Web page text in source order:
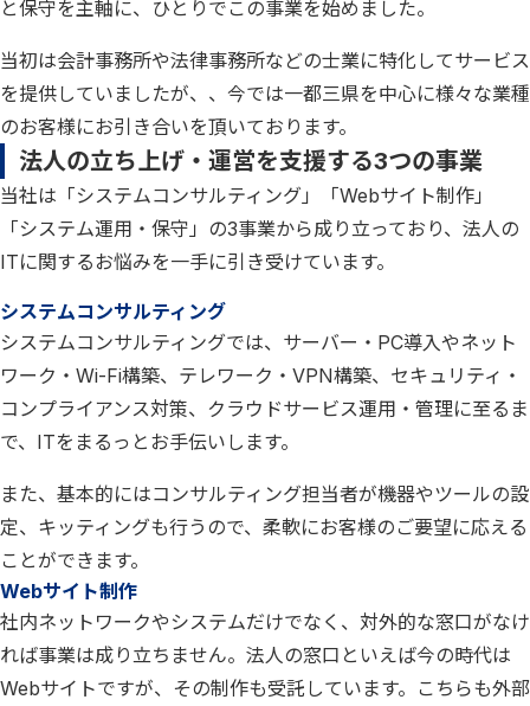
と保守を主軸に、ひとりでこの事業を始めました。
当初は会計事務所や法律事務所などの士業に特化してサービス
を提供していましたが、、今では一都三県を中心に様々な業種
のお客様にお引き合いを頂いております。
法人の立ち上げ・運営を支援する3つの事業
当社は「システムコンサルティング」「Webサイト制作」
「システム運用・保守」の3事業から成り立っており、法人の
ITに関するお悩みを一手に引き受けています。
システムコンサルティング
システムコンサルティングでは、サーバー・PC導入やネット
ワーク・Wi-Fi構築、テレワーク・VPN構築、セキュリティ・
コンプライアンス対策、クラウドサービス運用・管理に至るま
で、ITをまるっとお手伝いします。
また、基本的にはコンサルティング担当者が機器やツールの設
定、キッティングも行うので、柔軟にお客様のご要望に応える
ことができます。
Webサイト制作
社内ネットワークやシステムだけでなく、対外的な窓口がなけ
れば事業は成り立ちません。法人の窓口といえば今の時代は
Webサイトですが、その制作も受託しています。こちらも外部